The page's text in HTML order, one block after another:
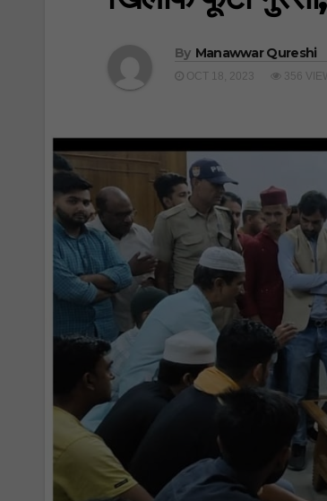
By Manawwar Qureshi
OCT 18, 2023 356